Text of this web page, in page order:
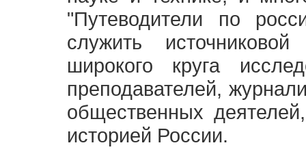
"Путеводители по
служить
широкого круга
преподавателей,
общественных
историей России.